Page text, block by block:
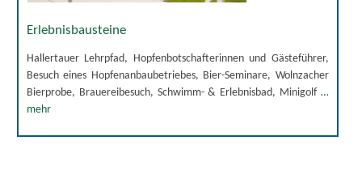
Erlebnisbausteine
Hallertauer Lehrpfad, Hopfenbotschafterinnen und Gästeführer,
Besuch eines Hopfenanbaubetriebes, Bier-Seminare, Wolnzacher
Bierprobe, Brauereibesuch, Schwimm- & Erlebnisbad, Minigolf…
mehr